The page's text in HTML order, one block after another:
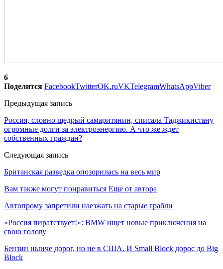
6
Поделится FacebookTwitterOK.ruVKTelegramWhatsAppViber
Предыдущая запись
Россия, словно щедрый самаритянин, списала Таджикистану
огромные долги за электроэнергию. А что же ждет
собственных граждан?
Следующая запись
Британская разведка опозорилась на весь мир
Вам также могут понравиться Еще от автора
Автопрому запретили наезжать на старые грабли
«Россия пиратствует!»: BMW ищет новые приключения на
свою голову
Бензин нынче дорог, но не в США. И Small Block дорос до Big
Block